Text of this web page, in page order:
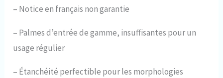
– Notice en français non garantie
– Palmes d’entrée de gamme, insuffisantes pour un
usage régulier
– Étanchéité perfectible pour les morphologies